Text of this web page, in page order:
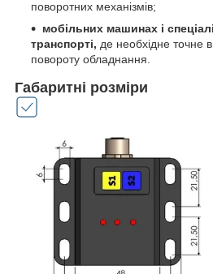
поворотних механізмів;
мобільних машинах і
транспорті, де необхідне точне
повороту обладнання.
Габаритні розміри